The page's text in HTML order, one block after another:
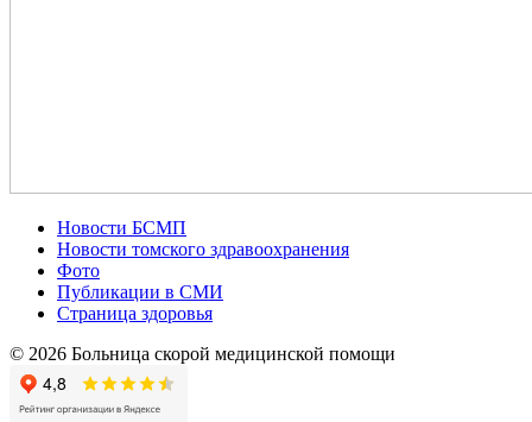
Новости БСМП
Новости томского здравоохранения
Фото
Публикации в СМИ
Страница здоровья
© 2026 Больница скорой медицинской помощи